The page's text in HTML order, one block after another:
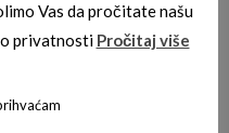
Vas da pročitate našu
privatnosti Pročitaj više